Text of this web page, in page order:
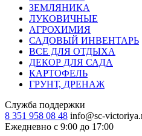
ЗЕМЛЯНИКА
ЛУКОВИЧНЫЕ
АГРОХИМИЯ
САДОВЫЙ ИНВЕНТАРЬ
ВСЕ ДЛЯ ОТДЫХА
ДЕКОР ДЛЯ САДА
КАРТОФЕЛЬ
ГРУНТ, ДРЕНАЖ
Служба поддержки
8 351 958 08 48 info@sc-
Ежедневно с 9:00 до 17:00